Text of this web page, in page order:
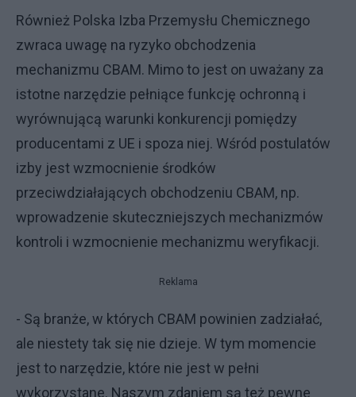
Również Polska Izba Przemysłu Chemicznego
zwraca uwagę na ryzyko obchodzenia
mechanizmu CBAM. Mimo to jest on uważany za
istotne narzędzie pełniące funkcję ochronną i
wyrównującą warunki konkurencji pomiędzy
producentami z UE i spoza niej. Wśród postulatów
izby jest wzmocnienie środków
przeciwdziałających obchodzeniu CBAM, np.
wprowadzenie skuteczniejszych mechanizmów
kontroli i wzmocnienie mechanizmu weryfikacji.
Reklama
- Są branże, w których CBAM powinien zadziałać,
ale niestety tak się nie dzieje. W tym momencie
jest to narzędzie, które nie jest w pełni
wykorzystane. Naszym zdaniem są też pewne